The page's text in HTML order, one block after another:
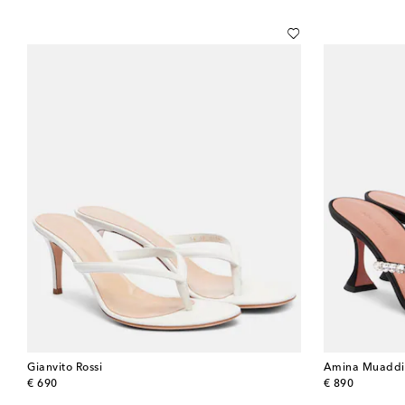
Gianvito Rossi
€ 690
original price
Amina Muaddi
€ 890
original price